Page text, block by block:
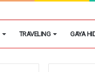
TRAVELING GAYA